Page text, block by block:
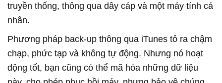
truyền thống, thông qua dây cáp và một máy tính cá
nhân.
Phương pháp back-up thông qua iTunes tỏ ra chậm
chạp, phức tạp và không tự động. Nhưng nó hoạt
động tốt, bạn cũng có thể mã hóa những dữ liệu